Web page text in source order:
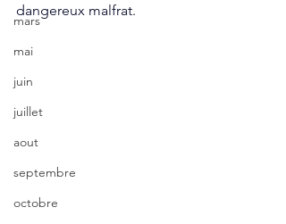
mars
mai
juin
juillet
aout
septembre
octobre
dangereux malfrat.